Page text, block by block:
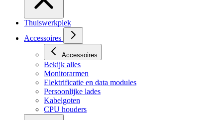
Thuiswerkplek
Accessoires
Accessoires
Bekijk alles
Monitorarmen
Elektrificatie en data modules
Persoonlijke lades
Kabelgoten
CPU houders